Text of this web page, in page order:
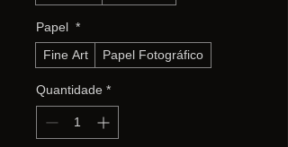
Papel *
Fine Art
Papel Fotográfico
Quantidade *